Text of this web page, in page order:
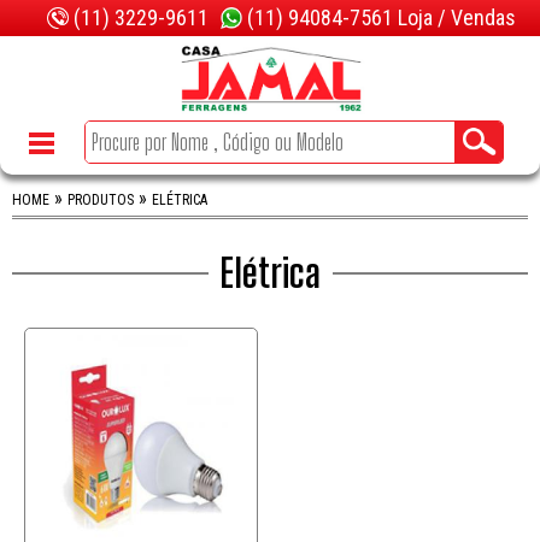
(11) 3229-9611 (11) 94084-7561 Loja / Vendas
HOME » PRODUTOS » ELÉTRICA
Elétrica